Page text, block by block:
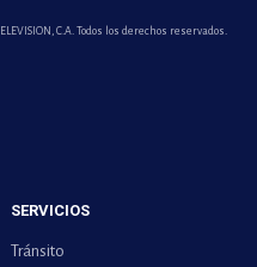
C.A. Todos los derechos reservados.
SERVICIOS
Tránsito